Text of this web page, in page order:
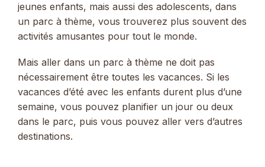
jeunes enfants, mais aussi des adolescents, dans
un parc à thème, vous trouverez plus souvent des
activités amusantes pour tout le monde.
Mais aller dans un parc à thème ne doit pas
nécessairement être toutes les vacances. Si les
vacances d’été avec les enfants durent plus d’une
semaine, vous pouvez planifier un jour ou deux
dans le parc, puis vous pouvez aller vers d’autres
destinations.